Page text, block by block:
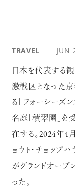
TRAVEL JUN
日本を代表する
激戦区となった
る「フォーシーズ
名庭「積翠園」を
在する。2024年4月
ョウト・チョップ
がグランドオープ
った。